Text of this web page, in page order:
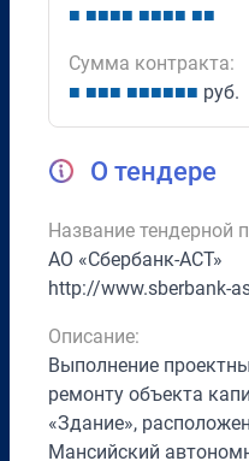
■ ■■■■ ■■■■ ■■
Сумма контракта:
■ ■■■ ■■■■■■ руб.
О тендере
Название тендерной
АО «Сбербанк-АСТ»
http://www.sberbank-
Описание:
Выполнение
ремонту объекта
«Здание»,
Мансийский